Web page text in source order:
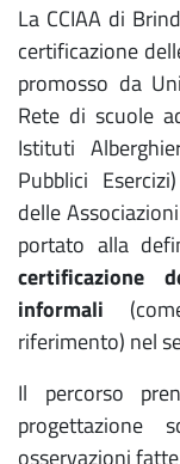
La CCIAA di
certificazione
promosso da
Rete di scuole
Istituti
Pubblici
delle
portato alla
certificazione
informali
riferimento) nel
Il percorso
progettazione
osservazioni